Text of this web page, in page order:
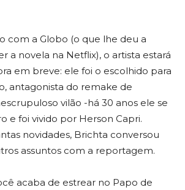
com a Globo (o que lhe deu a
a novela na Netflix), o artista estará
em breve: ele foi o escolhido para
antagonista do remake de
vilão -há 30 anos ele se
e foi vivido por Herson Capri.
novidades, Brichta conversou
assuntos com a reportagem.
acaba de estrear no Papo de